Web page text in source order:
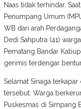
Naas tidak terhindar.
Penumpang Umum
WB dari arah
Dedi Sahputra (41)
Pematang Bandar
gerimis terdengar
Selamat Sinaga
tersebut. Warga
Puskesmas di Simpang